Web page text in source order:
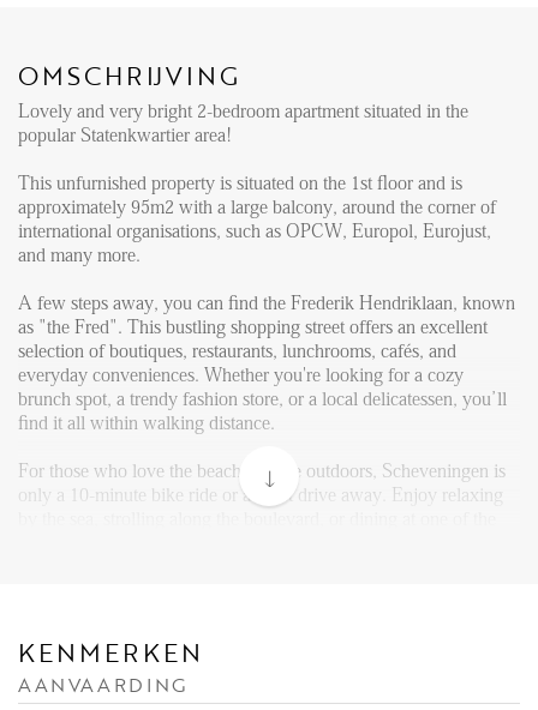
OMSCHRIJVING
Lovely and very bright 2-bedroom apartment situated in the
popular Statenkwartier area!
This unfurnished property is situated on the 1st floor and is
approximately 95m2 with a large balcony, around the corner of
international organisations, such as OPCW, Europol, Eurojust,
and many more.
A few steps away, you can find the Frederik Hendriklaan, known
as "the Fred". This bustling shopping street offers an excellent
selection of boutiques, restaurants, lunchrooms, cafés, and
everyday conveniences. Whether you're looking for a cozy
brunch spot, a trendy fashion store, or a local delicatessen, you’ll
find it all within walking distance.
For those who love the beach and the outdoors, Scheveningen is
only a 10-minute bike ride or a short drive away. Enjoy relaxing
with multiple tram and bus stops nearby. You can reach The
Hague city center and Central Station within 15 minutes.
KENMERKEN
AANVAARDING
OVER ONS
FAQ
Reviews
Werken bij
CONTACT
Den Haag
Hillegersberg
Rotterdam